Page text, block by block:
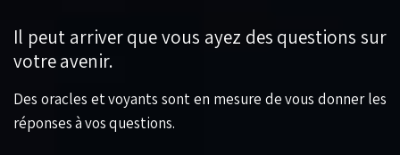
Il peut arriver que vous ayez des questions sur
votre avenir.
Des oracles et voyants sont en mesure de vous donner les
réponses à vos questions.